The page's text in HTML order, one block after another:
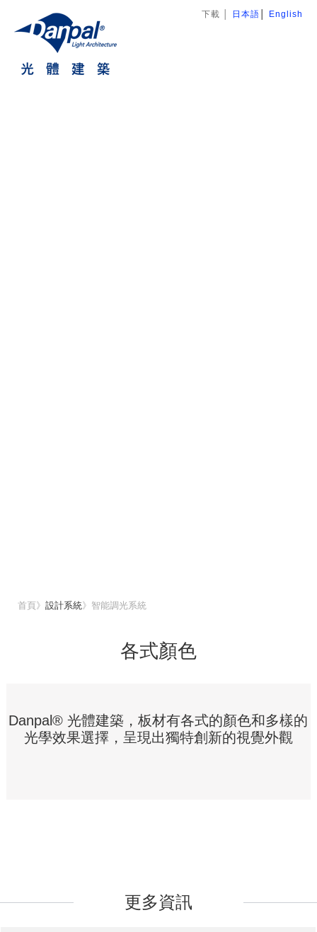
下載 日本語 English
首頁》 設計系統》 智能調光系統
各式顏色
Danpal® 光體建築，板材有各式的顏色和多樣的
光學效果選擇，呈現出獨特創新的視覺外觀
更多資訊